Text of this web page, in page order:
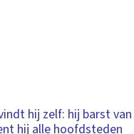
hij zelf: hij barst van
hij alle hoofdsteden